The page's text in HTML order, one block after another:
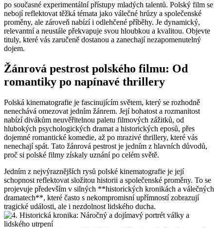
po současné experimentální přístupy mladých talentů. Polský film se
nebojí reflektovat těžká témata jako válečné hrůzy a společenské
proměny, ale zároveň nabízí i odlehčené příběhy. Je dynamický,
relevantní a neustále překvapuje svou hloubkou a kvalitou. Objevte
tituly, které vás zaručeně dostanou a zanechají nezapomenutelný
dojem.
Žánrová pestrost polského filmu: Od
romantiky po napínavé thrillery
Polská kinematografie je fascinujícím světem, který se rozhodně
nenechává omezovat jedním žánrem. Její bohatost a rozmanitost
nabízí divákům neuvěřitelnou paletu filmových zážitků, od
hlubokých psychologických dramat a historických eposů, přes
dojemné romantické komedie, až po mrazivé thrillery, které vás
nenechají spát. Tato žánrová pestrost je jedním z hlavních důvodů,
proč si polské filmy získaly uznání po celém světě.
Jedním z nejvýraznějších rysů polské kinematografie je její
schopnost reflektovat složitou historii a společenské proměny. To se
projevuje především v silných **historických kronikách a válečných
dramatech**, které často s nekompromisní upřímností zobrazují
tragické události, ale i nezdolnost lidského ducha.